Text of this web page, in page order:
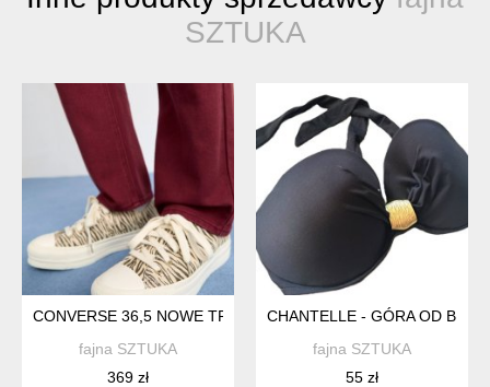
SZTUKA
CONVERSE 36,5 NOWE TRAMPKI NA PLATFORMIE - ETNO
fajna SZTUKA
369 zł
CHANTELLE - GÓRA OD
fajna SZTUKA
55 zł